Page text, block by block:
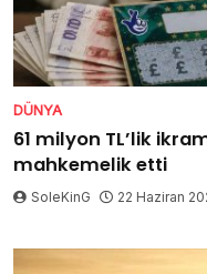
DÜNYA
61 milyon TL’lik
mahkemelik etti
SoleKinG 22 Haziran